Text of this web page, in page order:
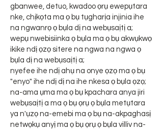
gbanwee, detuo, kwadoo ọrụ ewepụtara
nke, chịkọta ma ọ bụ tụgharịa injinia ihe
na ngwanrọ ọ bụla dị na webụsaịtị a;
wepụ nwebisiinka ọ bụla ma ọ bụ akwụkwọ
ikike ndị ọzọ sitere na ngwa na ngwa ọ
bụla dị na webụsaịtị a;
nyefee ihe ndị ahụ na onye ọzọ ma ọ bụ
"enyo" ihe ndị dị na ihe nkesa ọ bụla ọzọ;
na-ama ụma ma ọ bụ kpachara anya jiri
webụsaịtị a ma ọ bụ ọrụ ọ bụla metụtara
ya n'ụzọ na-emebi ma ọ bụ na-akpaghasị
netwọkụ anyị ma ọ bụ ọrụ ọ bụla villiv na-